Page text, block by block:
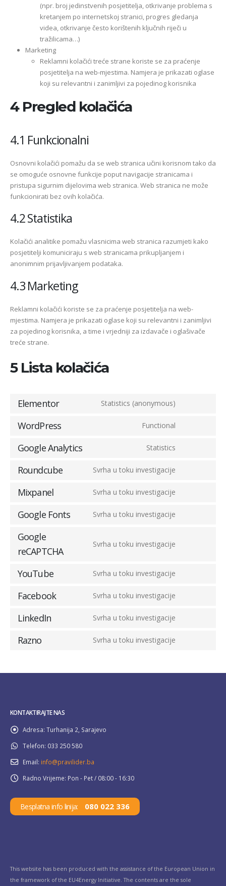
(npr. broj jedinstvenih posjetitelja, otkrivanje problema s
kretanjem po internetskoj stranici, progres gledanja
videa, otkrivanje često korištenih ključnih riječi u
tražilicama…)
Marketing
Reklamni kolačići treće strane koriste se za praćenje
posjetitelja na web-mjestima. Namjera je prikazati oglase
koji su relevantni i zanimljivi za pojedinog korisnika
4 Pregled kolačića
4.1 Funkcionalni
Osnovni kolačići pomažu da se web stranica učini korisnom tako da
se omoguće osnovne funkcije poput navigacije stranicama i
pristupa sigurnim dijelovima web stranica. Web stranica ne može
funkcionirati bez ovih kolačića.
4.2 Statistika
Kolačići analitike pomažu vlasnicima web stranica razumjeti kako
posjetitelji komuniciraju s web stranicama prikupljanjem i
anonimnim prijavljivanjem podataka.
4.3 Marketing
Reklamni kolačići koriste se za praćenje posjetitelja na web-
mjestima. Namjera je prikazati oglase koji su relevantni i zanimljivi
za pojedinog korisnika, a time i vrjedniji za izdavače i oglašivače
treće strane.
5 Lista kolačića
Elementor Statistics (anonymous)
WordPress Functional
Google Analytics Statistics
Roundcube Svrha u toku investigacije
Mixpanel Svrha u toku investigacije
Google Fonts Svrha u toku investigacije
Google
reCAPTCHA
Svrha u toku investigacije
YouTube Svrha u toku investigacije
Facebook Svrha u toku investigacije
LinkedIn Svrha u toku investigacije
Razno Svrha u toku investigacije
KONTAKTIRAJTE NAS
Adresa: Turhanija 2, Sarajevo
Telefon: 033 250 580
Email: info@pravilider.ba
Radno Vrijeme: Pon - Pet / 08:00 - 16:30
Besplatna info linija: 080 022 336
This website has been produced with the assistance of the European Union in
the framework of the EU4Energy Initiative. The contents are the sole